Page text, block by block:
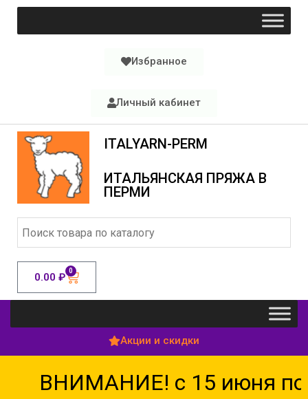
Избранное
Личный кабинет
ITALYARN-PERM
ИТАЛЬЯНСКАЯ ПРЯЖА В
ПЕРМИ
0.00 ₽ 0
Акции и скидки
ВНИМАНИЕ! с 15 июня по